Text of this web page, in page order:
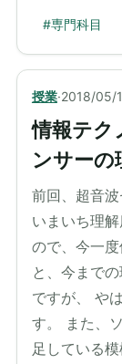
#専門科目
授業·2018/05/
情報テ
ンサーの
前回、超音波
いまいち理
ので、今一
と、今まで
ですが、 や
す。 また、
足している